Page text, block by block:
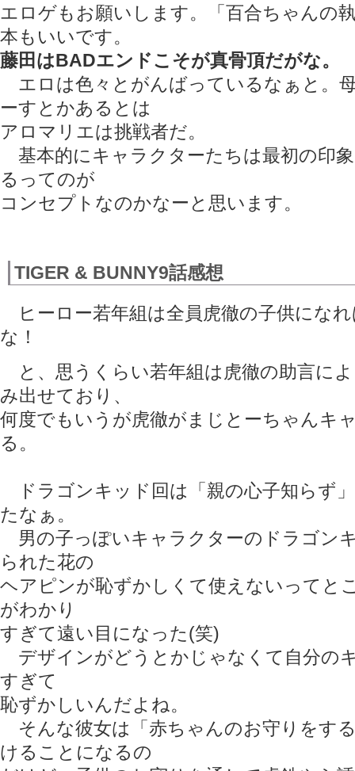
エロゲもお願いします。「百合ちゃんの
本もいいです。
藤田はBADエンドこそが真骨頂だがな。
エロは色々とがんばっているなぁと。
ーすとかあるとは
アロマリエは挑戦者だ。
基本的にキャラクターたちは最初の印
るってのが
コンセプトなのかなーと思います。
TIGER & BUNNY9話感想
ヒーロー若年組は全員虎徹の子供にな
な！
と、思うくらい若年組は虎徹の助言に
み出せており、
何度でもいうが虎徹がまじとーちゃんキ
る。
ドラゴンキッド回は「親の心子知らず
たなぁ。
男の子っぽいキャラクターのドラゴン
られた花の
ヘアピンが恥ずかしくて使えないってと
がわかり
すぎて遠い目になった(笑)
デザインがどうとかじゃなくて自分の
すぎて
恥ずかしいんだよね。
そんな彼女は「赤ちゃんのお守りをす
けることになるの